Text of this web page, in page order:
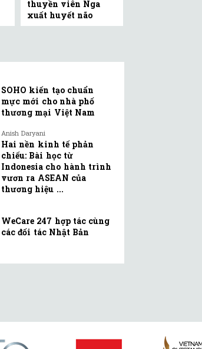
thuyền viên Nga
xuất huyết não
SOHO kiến tạo chuẩn
mực mới cho nhà phố
thương mại Việt Nam
Anish Daryani
Hai nền kinh tế phản
chiếu: Bài học từ
Indonesia cho hành trình
vươn ra ASEAN của
thương hiệu ...
WeCare 247 hợp tác cùng
các đối tác Nhật Bản